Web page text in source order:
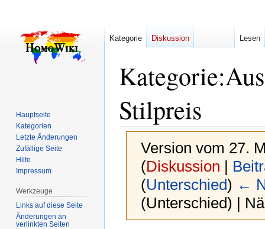
Kategorie:
Stilpreis
Version vom 27.
(Diskussion |
(Unterschied) ←
(Unterschied) |
Kategorie Diskussion Lesen
Hauptseite
Kategorien
Letzte Änderungen
Zufällige Seite
Hilfe
Impressum
Werkzeuge
Links auf diese Seite
Änderungen an
verlinkten Seiten